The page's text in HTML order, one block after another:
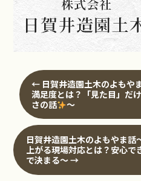
← 日賀井造園土木のよもや
満足度とは？「見た目」だ
さの話
～
日賀井造園土木のよもやま
上がる現場対応とは？安心で
で決まる‍～→